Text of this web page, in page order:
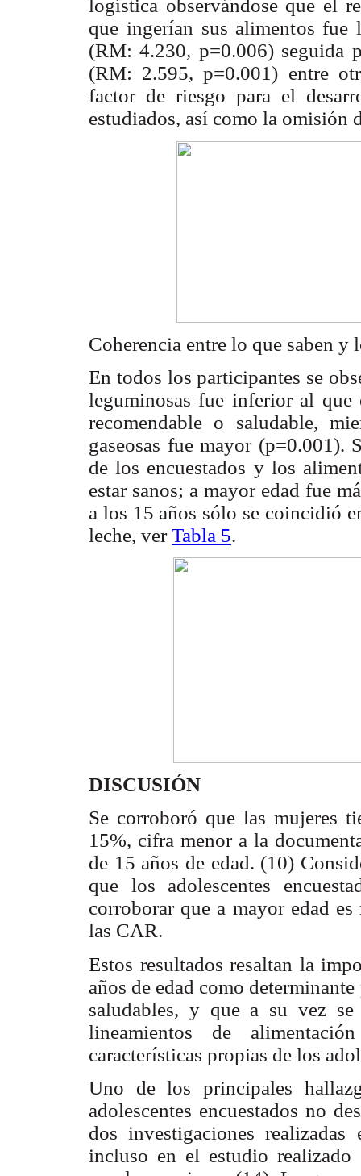
logística observándose que el
que ingerían sus alimentos fue
(RM: 4.230, p=0.006) seguida
(RM: 2.595, p=0.001) entre
factor de riesgo para el
estudiados, así como la
Coherencia entre lo que saben y
En todos los participantes se
leguminosas fue inferior al
recomendable o saludable,
gaseosas fue mayor (p=0.001).
de los encuestados y los
estar sanos; a mayor edad fue
a los 15 años sólo se coincidió
leche, verTabla 5.
DISCUSIÓN
Se corroboró que las mujeres
15%, cifra menor a la
de 15 años de edad. (10)
que los adolescentes
corroborar que a mayor edad
las CAR.
Estos resultados resaltan la
años de edad como
saludables, y que a su vez
lineamientos de
características propias de los
Uno de los principales
adolescentes encuestados no
dos investigaciones
incluso en el estudio